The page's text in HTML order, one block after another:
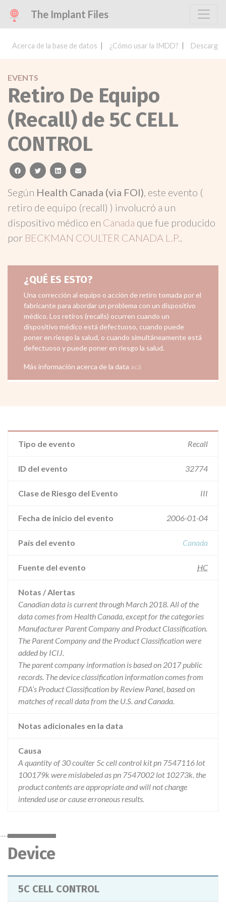
The Implant Files
Acerca de la base de datos ¿Cómo usar la IMDD? Descargar
EVENTS
Retiro De Equipo
(Recall) de 5C CELL
CONTROL
facebooktwitterlinkedinemail
Según Health Canada (via FOI), este evento (
retiro de equipo (recall) ) involucró a un
dispositivo médico en Canada que fue producido
por BECKMAN COULTER CANADA L.P..
¿QUÉ ES ESTO?
Una corrección al equipo o acción de retiro tomada por el
fabricante para abordar un problema con un dispositivo
médico. Los retiros (recalls) ocurren cuando un
dispositivo médico está defectuoso, cuando puede
poner en riesgo la salud, o cuando simultáneamente está
defectuoso y puede poner en riesgo la salud.
Más información acerca de la data acá
Tipo de evento Recall
ID del evento 32774
Clase de Riesgo del Evento III
Fecha de inicio del evento 2006-01-04
País del evento Canada
Fuente del evento HC
Notas / Alertas
Canadian data is current through March 2018. All of the
data comes from Health Canada, except for the categories
Manufacturer Parent Company and Product Classification.
The Parent Company and the Product Classification were
added by ICIJ.
The parent company information is based on 2017 public
records. The device classification information comes from
FDA’s Product Classification by Review Panel, based on
matches of recall data from the U.S. and Canada.
Notas adicionales en la data
Causa
A quantity of 30 coulter 5c cell control kit pn 7547116 lot
100179k were mislabeled as pn 7547002 lot 10273k. the
product contents are appropriate and will not change
intended use or cause erroneous results.
Device
5C CELL CONTROL